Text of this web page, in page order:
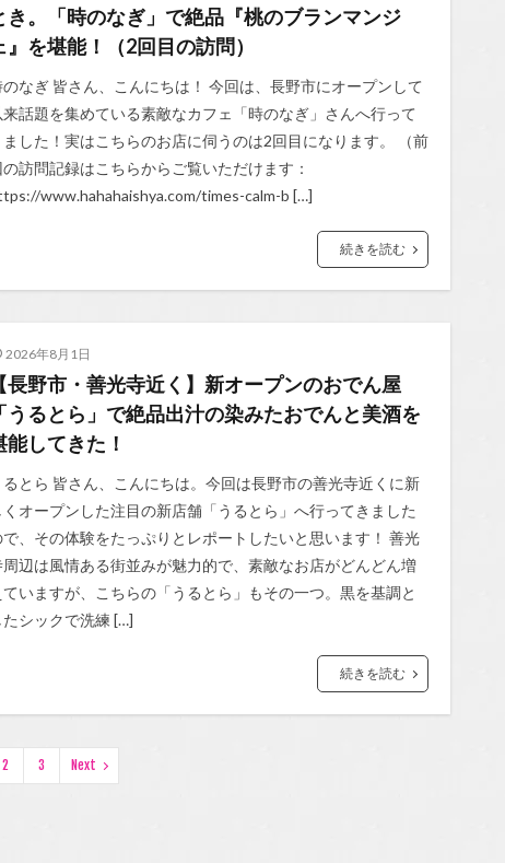
き。「時のなぎ」で絶品『桃のブランマンジ
』を堪能！（2回目の訪問）
のなぎ 皆さん、こんにちは！ 今回は、長野市にオープンして
来話題を集めている素敵なカフェ「時のなぎ」さんへ行って
ました！実はこちらのお店に伺うのは2回目になります。 （前
訪問記録はこちらからご覧いただけます：
www.hahahaishya.com/times-calm-b […]
続きを読む
2026年8月1日
長野市・善光寺近く】新オープンのおでん屋
うるとら」で絶品出汁の染みたおでんと美酒を
能してきた！
るとら 皆さん、こんにちは。今回は長野市の善光寺近くに新
くオープンした注目の新店舗「うるとら」へ行ってきました
で、その体験をたっぷりとレポートしたいと思います！ 善光
周辺は風情ある街並みが魅力的で、素敵なお店がどんどん増
ていますが、こちらの「うるとら」もその一つ。黒を基調と
たシックで洗練 […]
続きを読む
2 3 Next